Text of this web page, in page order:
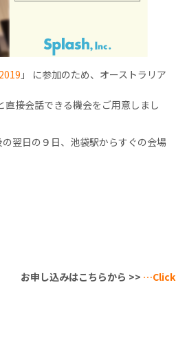
」 に参加のため、オーストラリア
接会話できる機会をご用意しまし
翌日の９日、池袋駅からすぐの会場
お申し込みはこちらから >> …Click